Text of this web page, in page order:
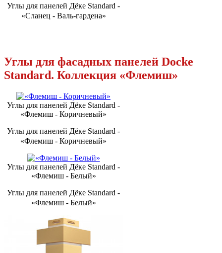
Углы для панелей Дёке Standard -
«Сланец - Валь-гардена»
Углы для фасадных панелей Docke
Standard. Коллекция «Флемиш»
Углы для панелей Дёке Standard -
«Флемиш - Коричневый»
Углы для панелей Дёке Standard -
«Флемиш - Коричневый»
Углы для панелей Дёке Standard -
«Флемиш - Белый»
Углы для панелей Дёке Standard -
«Флемиш - Белый»